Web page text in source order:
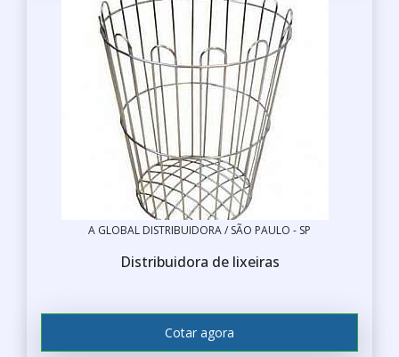
A GLOBAL DISTRIBUIDORA / SÃO PAULO - SP
Distribuidora de lixeiras
Cotar agora